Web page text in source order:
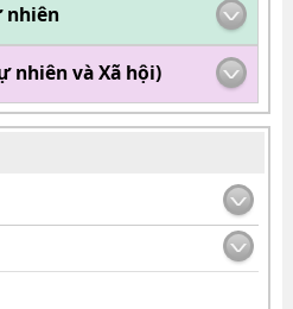
nhiên
nhiên và Xã hội)